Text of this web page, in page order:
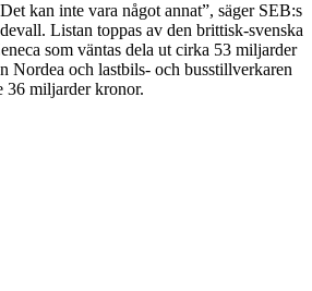
kan inte vara något annat”, säger SEB:s
Listan toppas av den brittisk-svenska
som väntas dela ut cirka 53 miljarder
Nordea och lastbils- och busstillverkaren
36 miljarder kronor.